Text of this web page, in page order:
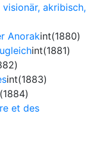
akribisch,
Anorakint(1880)
int(1881)
int(1883)
et des